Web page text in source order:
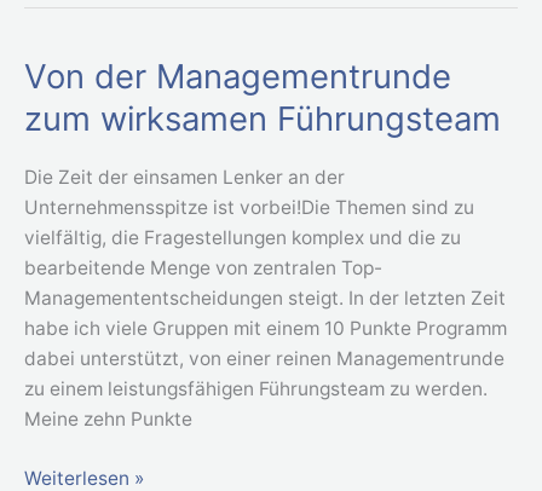
Von der Managementrunde
zum wirksamen Führungsteam
Die Zeit der einsamen Lenker an der
Unternehmensspitze ist vorbei!Die Themen sind zu
vielfältig, die Fragestellungen komplex und die zu
bearbeitende Menge von zentralen Top-
Managemententscheidungen steigt. In der letzten Zeit
habe ich viele Gruppen mit einem 10 Punkte Programm
dabei unterstützt, von einer reinen Managementrunde
zu einem leistungsfähigen Führungsteam zu werden.
Meine zehn Punkte
Von
Managementrunde
wirksamen
Führungsteam
Weiterlesen »